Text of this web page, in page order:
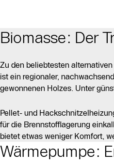
Biomasse: Der
Zu den beliebtesten
ist ein regionaler,
gewonnenen Holzes. Unter
Pellet- und
für die Brennstofflagerung
bietet etwas weniger Komfort,
Wärmepumpe: